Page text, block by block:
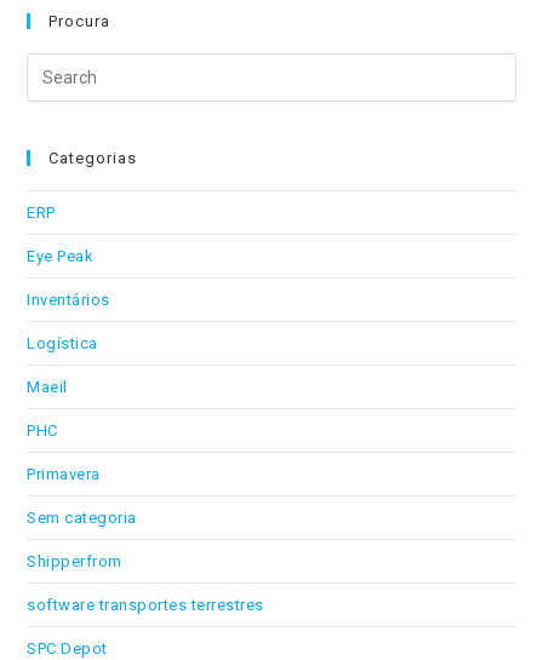
Do
Procura
Search
this
Categorias
ERP
Eye Peak
Inventários
Logística
Maeil
PHC
Primavera
Sem categoria
Shipperfrom
software transportes terrestres
SPC Depot